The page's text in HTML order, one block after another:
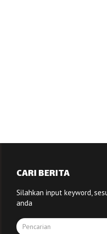
CARI BERITA
Silahkan input keyword,
anda